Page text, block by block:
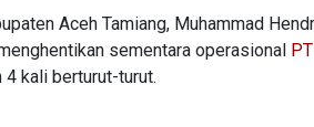
Aceh Tamiang, Muhammad
sementara operasional
4 kali berturut-turut.